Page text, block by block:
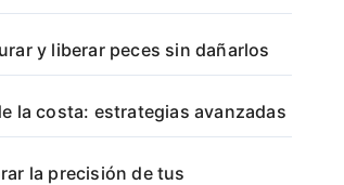
y liberar peces sin dañarlos
la costa: estrategias avanzadas
la precisión de tus